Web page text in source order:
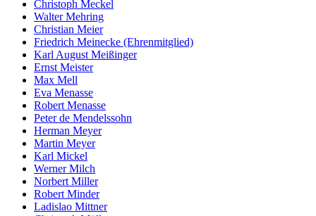
Christoph Meckel
Walter Mehring
Christian Meier
Friedrich Meinecke (Ehrenmitglied)
Karl August Meißinger
Ernst Meister
Max Mell
Eva Menasse
Robert Menasse
Peter de Mendelssohn
Herman Meyer
Martin Meyer
Karl Mickel
Werner Milch
Norbert Miller
Robert Minder
Ladislao Mittner